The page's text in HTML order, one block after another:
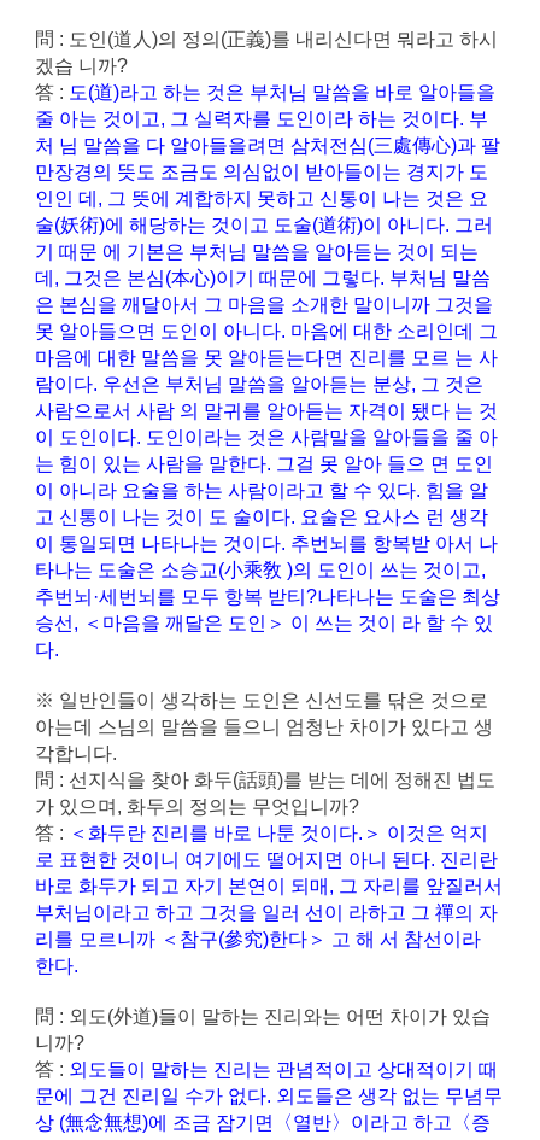
問 : 도인(道人)의 정의(正義)를 내리신다면 뭐라고 하시
겠습 니까?
答 : 도(道)라고 하는 것은 부처님 말씀을 바로 알아들을
줄 아는 것이고, 그 실력자를 도인이라 하는 것이다. 부
처 님 말씀을 다 알아들을려면 삼처전심(三處傳心)과 팔
만장경의 뜻도 조금도 의심없이 받아들이는 경지가 도
인인 데, 그 뜻에 계합하지 못하고 신통이 나는 것은 요
술(妖術)에 해당하는 것이고 도술(道術)이 아니다. 그러
기 때문 에 기본은 부처님 말씀을 알아듣는 것이 되는
데, 그것은 본심(本心)이기 때문에 그렇다. 부처님 말씀
은 본심을 깨달아서 그 마음을 소개한 말이니까 그것을
못 알아들으면 도인이 아니다. 마음에 대한 소리인데 그
마음에 대한 말씀을 못 알아듣는다면 진리를 모르 는 사
람이다. 우선은 부처님 말씀을 알아듣는 분상, 그 것은
사람으로서 사람 의 말귀를 알아듣는 자격이 됐다 는 것
이 도인이다. 도인이라는 것은 사람말을 알아들을 줄 아
는 힘이 있는 사람을 말한다. 그걸 못 알아 들으 면 도인
이 아니라 요술을 하는 사람이라고 할 수 있다. 힘을 알
고 신통이 나는 것이 도 술이다. 요술은 요사스 런 생각
이 통일되면 나타나는 것이다. 추번뇌를 항복받 아서 나
타나는 도술은 소승교(小乘敎 )의 도인이 쓰는 것이고,
추번뇌·세번뇌를 모두 항복 받티?나타나는 도술은 최상
승선, ＜마음을 깨달은 도인＞ 이 쓰는 것이 라 할 수 있
다.
※ 일반인들이 생각하는 도인은 신선도를 닦은 것으로
아는데 스님의 말씀을 들으니 엄청난 차이가 있다고 생
각합니다.
問 : 선지식을 찾아 화두(話頭)를 받는 데에 정해진 법도
가 있으며, 화두의 정의는 무엇입니까?
答 : ＜화두란 진리를 바로 나툰 것이다.＞ 이것은 억지
로 표현한 것이니 여기에도 떨어지면 아니 된다. 진리란
바로 화두가 되고 자기 본연이 되매, 그 자리를 앞질러서
부처님이라고 하고 그것을 일러 선이 라하고 그 禪의 자
리를 모르니까 ＜참구(參究)한다＞ 고 해 서 참선이라
한다.
問 : 외도(外道)들이 말하는 진리와는 어떤 차이가 있습
니까?
答 : 외도들이 말하는 진리는 관념적이고 상대적이기 때
문에 그건 진리일 수가 없다. 외도들은 생각 없는 무념무
상 (無念無想)에 조금 잠기면〈열반〉이라고 하고〈증